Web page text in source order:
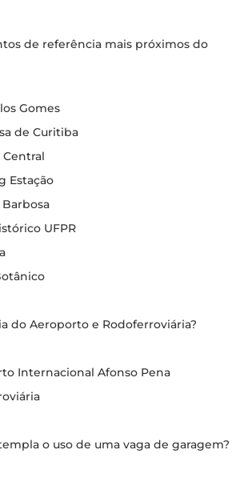
de referência mais próximos do
Gomes
de Curitiba
Central
Estação
Barbosa
UFPR
do Aeroporto e Rodoferroviária?
Internacional Afonso Pena
o uso de uma vaga de garagem?